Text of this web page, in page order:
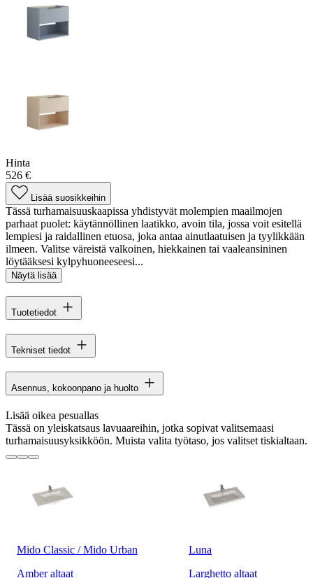
Hinta
526 €
Lisää suosikkeihin
Tässä turhamaisuuskaapissa yhdistyvät molempien maailmojen
parhaat puolet: käytännöllinen laatikko, avoin tila, jossa voit esitellä
lempiesi ja raidallinen etuosa, joka antaa ainutlaatuisen ja tyylikkään
ilmeen. Valitse väreistä valkoinen, hiekkainen tai vaaleansininen
löytääksesi kylpyhuoneeseesi...
Näytä lisää
Tuotetiedot
Tekniset tiedot
Asennus, kokoonpano ja huolto
Lisää oikea pesuallas
Tässä on yleiskatsaus lavuaareihin, jotka sopivat valitsemaasi
turhamaisuusyksikköön. Muista valita työtaso, jos valitset tiskialtaan.
Mido Classic / Mido Urban
Amber altaat
Luna
Larghetto altaat